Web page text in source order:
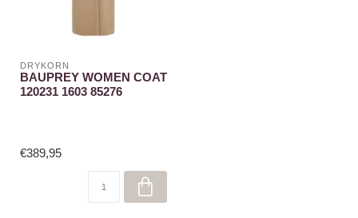
DRYKORN
BAUPREY WOMEN COAT
120231 1603 85276
€389,95